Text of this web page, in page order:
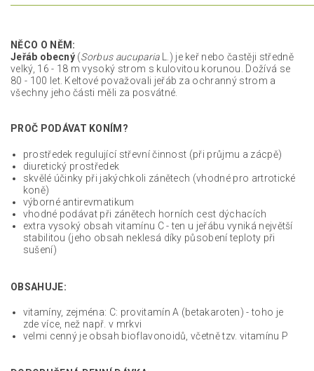
NĚCO O NĚM:
Jeřáb obecný(Sorbus aucupariaL.) je keř nebo častěji středně
velký, 16 - 18 m vysoký strom s kulovitou korunou. Dožívá se
80 - 100 let. Keltové považovali jeřáb za ochranný strom a
všechny jeho části měli za posvátné.
PROČ PODÁVAT KONÍM?
prostředek regulující střevní činnost (při průjmu a zácpě)
diuretický prostředek
skvělé účinky při jakýchkoli zánětech (vhodné pro artrotické
koně)
výborné antirevmatikum
vhodné podávat při zánětech horních cest dýchacích
extra vysoký obsah vitamínu C - ten u jeřábu vyniká největší
stabilitou (jeho obsah neklesá díky působení teploty při
sušení)
OBSAHUJE:
vitamíny, zejména: C: provitamín A (betakaroten) - toho je
zde více, než např. v mrkvi
velmi cenný je obsah bioflavonoidů, včetně tzv. vitamínu P